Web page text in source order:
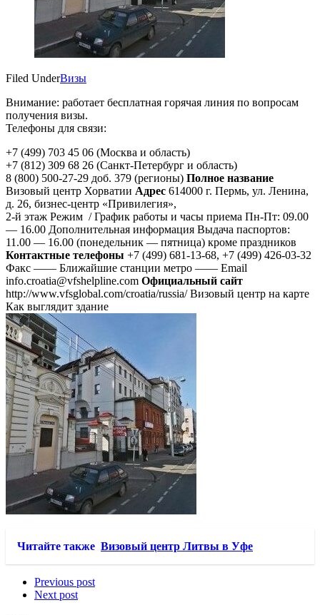
Filed UnderВизы
Внимание: работает бесплатная горячая линия по вопросам
получения визы.
Телефоны для связи:
+7 (499) 703 45 06 (Москва и область)
+7 (812) 309 68 26 (Санкт-Петербург и область)
8 (800) 500-27-29 доб. 379 (регионы) Полное название
Визовый центр Хорватии Адрес 614000 г. Пермь, ул. Ленина,
д. 26, бизнес-центр «Привилегия»,
2-й этаж Режим / График работы и часы приема Пн-Пт: 09.00
— 16.00 Дополнительная информация Выдача паспортов:
11.00 — 16.00 (понедельник — пятница) кроме праздников
Контактные телефоны +7 (499) 681-13-68, +7 (499) 426-03-32
Факс —— Ближайшие станции метро —— Email
info.croatia@vfshelpline.com Официальный сайт
http://www.vfsglobal.com/croatia/russia/ Визовый центр на карте
Как выглядит здание
Читайте также Визовый центр Литвы в Уфе
Previous post
Next post